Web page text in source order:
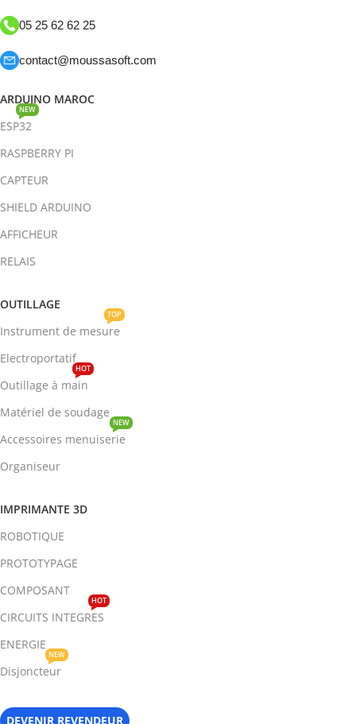
05 25 62 62 25
contact@moussasoft.com
ARDUINO MAROC
ESP32
NEW
RASPBERRY PI
CAPTEUR
SHIELD ARDUINO
AFFICHEUR
RELAIS
OUTILLAGE
Instrument de mesure
TOP
Electroportatif
Outillage à main
HOT
Matériel de soudage
Accessoires menuiserie
NEW
Organiseur
IMPRIMANTE 3D
ROBOTIQUE
PROTOTYPAGE
COMPOSANT
CIRCUITS INTEGRES
HOT
ENERGIE
Disjoncteur
NEW
DEVENIR REVENDEUR